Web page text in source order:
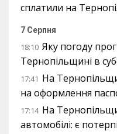
сплатили на
7 Серпня
18:10 Яку погоду
Тернопільщині в
17:41 На
на оформлення
17:14 На
автомобілі: є